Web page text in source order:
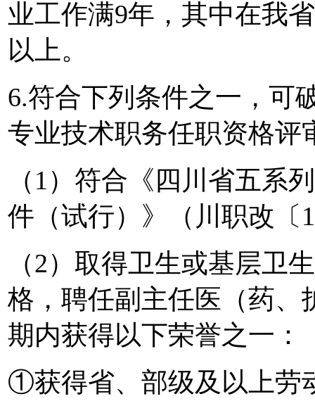
业工作满9年，其中在我
以上。
6.符合下列条件之一，可
专业技术职务任职资格评
（1）符合《四川省五系
件（试行）》（川职改〔
（2）取得卫生或基层卫
格，聘任副主任医（药、
期内获得以下荣誉之一：
①获得省、部级及以上劳